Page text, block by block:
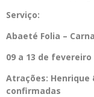
Serviço:
Abaeté Folia –
09 a 13 de
Atrações: Henrique
confirmadas